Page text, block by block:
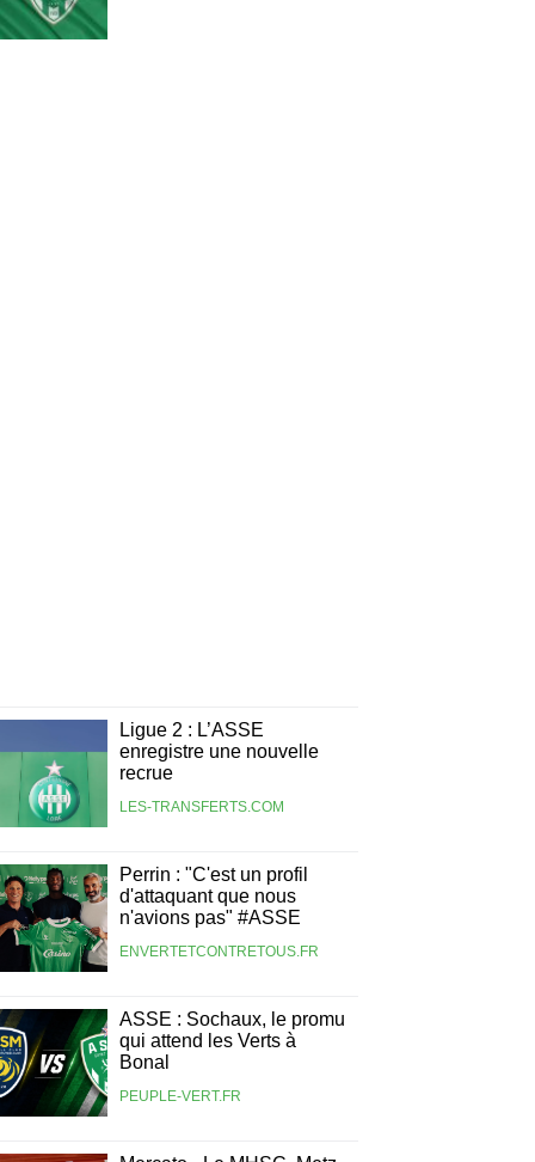
Ligue 2 : L’ASSE
enregistre une nouvelle
recrue
LES-TRANSFERTS.COM
Perrin : "C'est un profil
d'attaquant que nous
n'avions pas" #ASSE
ENVERTETCONTRETOUS.FR
ASSE : Sochaux, le promu
qui attend les Verts à
Bonal
PEUPLE-VERT.FR